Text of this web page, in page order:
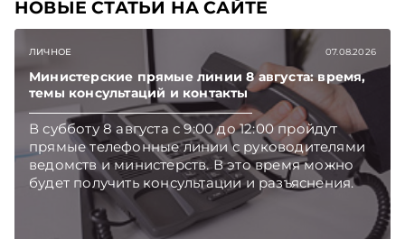
НОВЫЕ СТАТЬИ НА САЙТЕ
ЛИЧНОЕ 07.08.2026
Министерские прямые линии 8 августа: время,
темы консультаций и контакты
В субботу 8 августа с 9:00 до 12:00 пройдут
прямые телефонные линии с руководителями
ведомств и министерств. В это время можно
будет получить консультации и разъяснения.